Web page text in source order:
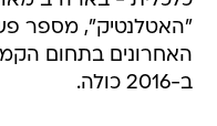
האחרונים בתחום
ב-2016 כולה.